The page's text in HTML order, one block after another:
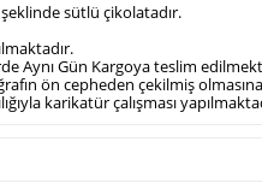
sütlü çikolatadır.
Aynı Gün Kargoya teslim
ön cepheden çekilmiş
karikatür çalışması